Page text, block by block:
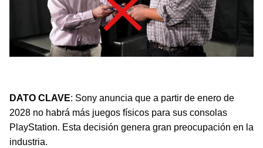
DATO CLAVE: Sony anuncia que a partir de enero de
2028 no habrá más juegos físicos para sus consolas
PlayStation. Esta decisión genera gran preocupación en la
industria.